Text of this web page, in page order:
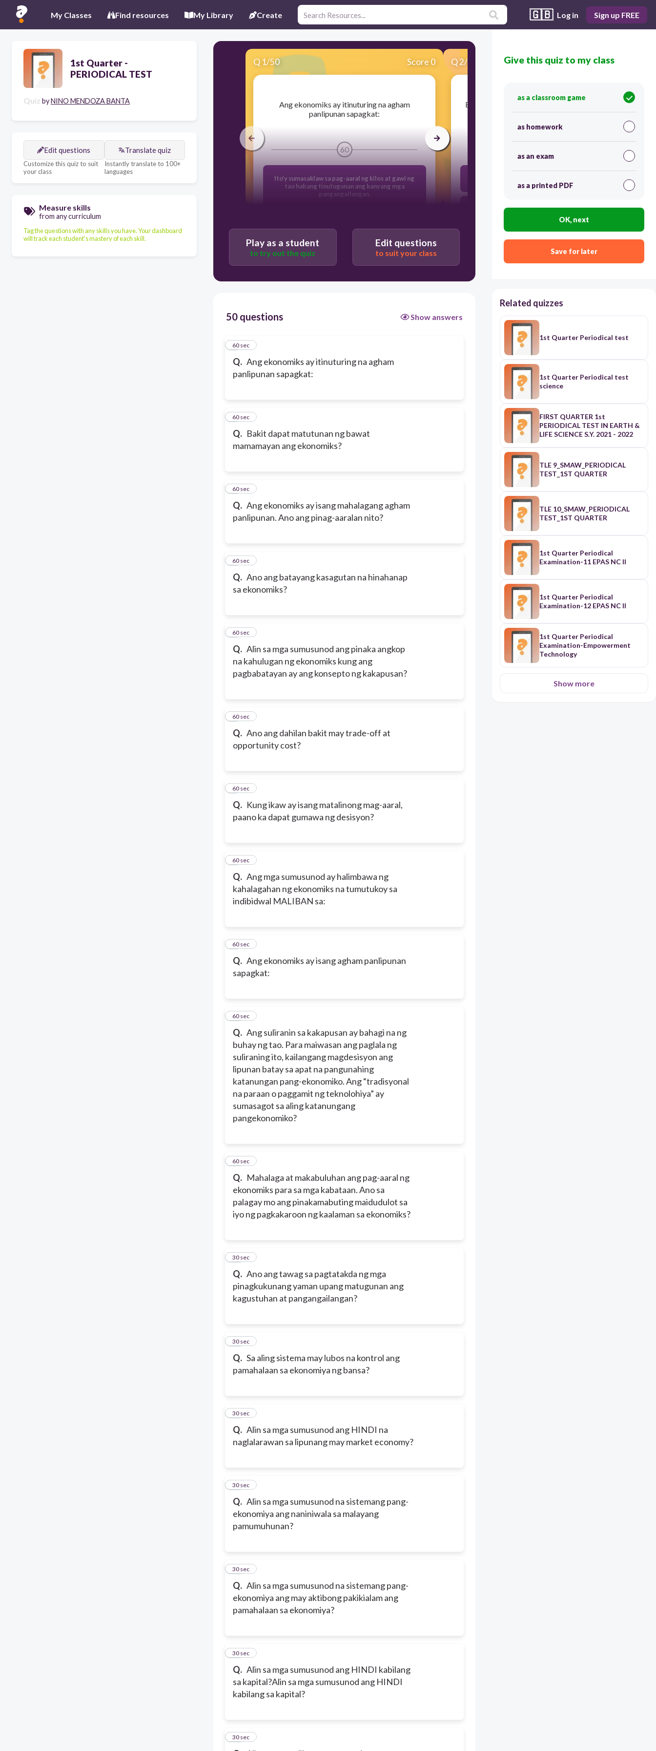
My Classes Find resources My Library Create 🇬🇧 Log in Sign up FREE
1st Quarter -
PERIODICAL TEST
Quiz byNINO MENDOZA BANTA
Edit questions
Customize this quiz to suit
your class
Translate quiz
Instantly translate to 100+
languages
Measure skills
from any curriculum
Tag the questions with any skills you have. Your dashboard
will track each student's mastery of each skill.
Q 1/50 Score 0
​Ang ekonomiks ay itinuturing na agham
panlipunan sapagkat:
60
Ito’y sumasaklaw sa pag-aaral ng kilos at gawi ng
tao habang tinutugunan ang kanyang mga
pangangailangan.
taong bayan.
Ito’y pagsasama-sama ng mga datos para pag-
Q2/50 Score 0
​Bakit dapat matutunan ng bawat mamamayan
ang ekonomiks?
Malaki ang ginagampanan ng ekonomiya sa politika
Pinahahalagahan nito ang ating kalikasan.
Play as a student
to try out the quiz
Edit questions
to suit your class
50 questions Show answers
Q. Ang ekonomiks ay itinuturing na agham
panlipunan sapagkat:
160 sec
Q. Bakit dapat matutunan ng bawat
mamamayan ang ekonomiks?
260 sec
Q. Ang ekonomiks ay isang mahalagang agham
panlipunan. Ano ang pinag-aaralan nito?
360 sec
Q. Ano ang batayang kasagutan na hinahanap
sa ekonomiks?
460 sec
Q. Alin sa mga sumusunod ang pinaka angkop
na kahulugan ng ekonomiks kung ang
pagbabatayan ay ang konsepto ng kakapusan?
560 sec
Q. Ano ang dahilan bakit may trade-off at
opportunity cost?
660 sec
Q. Kung ikaw ay isang matalinong mag-aaral,
paano ka dapat gumawa ng desisyon?
760 sec
Q. Ang mga sumusunod ay halimbawa ng
kahalagahan ng ekonomiks na tumutukoy sa
indibidwal MALIBAN sa:
860 sec
Q. Ang ekonomiks ay isang agham panlipunan
sapagkat:
960 sec
Q. Ang suliranin sa kakapusan ay bahagi na ng
buhay ng tao. Para maiwasan ang paglala ng
suliraning ito, kailangang magdesisyon ang
lipunan batay sa apat na pangunahing
katanungan pang-ekonomiko. Ang “tradisyonal
na paraan o paggamit ng teknolohiya” ay
sumasagot sa aling katanungang
pangekonomiko?
10
60 sec
Q. Mahalaga at makabuluhan ang pag-aaral ng
ekonomiks para sa mga kabataan. Ano sa
palagay mo ang pinakamabuting maidudulot sa
iyo ng pagkakaroon ng kaalaman sa ekonomiks?
11
60 sec
Q. Ano ang tawag sa pagtatakda ng mga
pinagkukunang yaman upang matugunan ang
kagustuhan at pangangailangan?
12
30 sec
Q. Sa aling sistema may lubos na kontrol ang
pamahalaan sa ekonomiya ng bansa?
13
30 sec
Q. Alin sa mga sumusunod ang HINDI na
naglalarawan sa lipunang may market economy?
14
30 sec
Q. Alin sa mga sumusunod na sistemang pang-
ekonomiya ang naniniwala sa malayang
pamumuhunan?
15
30 sec
Q. Alin sa mga sumusunod na sistemang pang-
ekonomiya ang may aktibong pakikialam ang
pamahalaan sa ekonomiya?
16
30 sec
Q. Alin sa mga sumusunod ang HINDI kabilang
sa kapital?Alin sa mga sumusunod ang HINDI
kabilang sa kapital?
17
30 sec
18
30 sec
Give this quiz to my class
as a classroom game
as homework
as an exam
as a printed PDF
OK, next
Save for later
Related quizzes
1st Quarter Periodical test
1st Quarter Periodical test
science
FIRST QUARTER 1st
PERIODICAL TEST IN EARTH &
LIFE SCIENCE S.Y. 2021 - 2022
TLE 9_SMAW_PERIODICAL
TEST_1ST QUARTER
TLE 10_SMAW_PERIODICAL
TEST_1ST QUARTER
1st Quarter Periodical
Examination-11 EPAS NC II
1st Quarter Periodical
Examination-12 EPAS NC II
1st Quarter Periodical
Examination-Empowerment
Technology
Show more